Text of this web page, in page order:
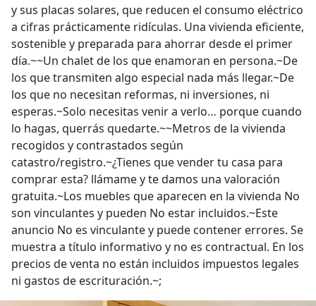
y sus placas solares, que reducen el consumo eléctrico
a cifras prácticamente ridículas. Una vivienda eficiente,
sostenible y preparada para ahorrar desde el primer
día.~~Un chalet de los que enamoran en persona.~De
los que transmiten algo especial nada más llegar.~De
los que no necesitan reformas, ni inversiones, ni
esperas.~Solo necesitas venir a verlo… porque cuando
lo hagas, querrás quedarte.~~Metros de la vivienda
recogidos y contrastados según
catastro/registro.~¿Tienes que vender tu casa para
comprar esta? llámame y te damos una valoración
gratuita.~Los muebles que aparecen en la vivienda No
son vinculantes y pueden No estar incluidos.~Este
anuncio No es vinculante y puede contener errores. Se
muestra a título informativo y no es contractual. En los
precios de venta no están incluidos impuestos legales
ni gastos de escrituración.~;